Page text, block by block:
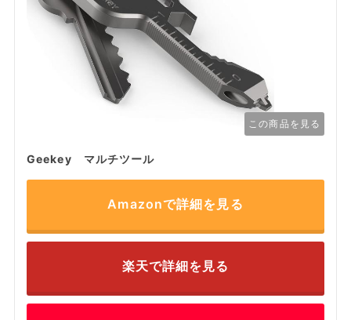
この商品を見る
Geekey マルチツール
Amazonで詳細を見る
楽天で詳細を見る